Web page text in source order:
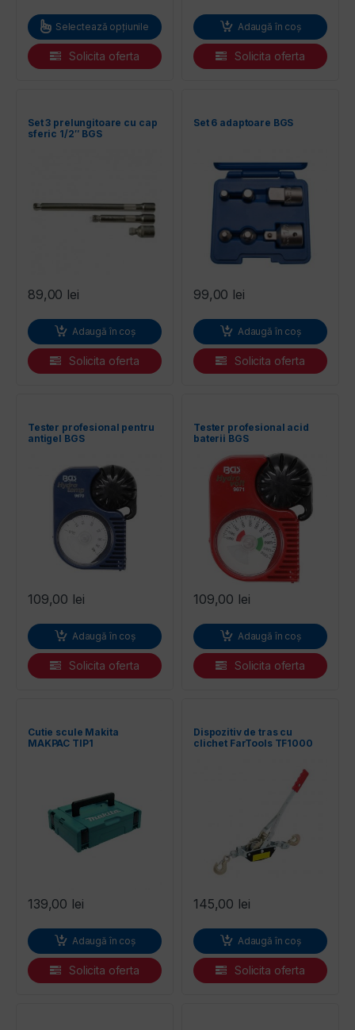
Selectează opțiunile
Acest produs are mai multe variații. Opțiunile pot fi alese în
Solicita oferta
Adaugă în coș
Solicita oferta
Set 3 prelungitoare cu cap
sferic 1/2″ BGS
89,00 lei
Adaugă în coș
Solicita oferta
Set 6 adaptoare BGS
99,00 lei
Adaugă în coș
Solicita oferta
Tester profesional pentru
antigel BGS
109,00 lei
Adaugă în coș
Solicita oferta
Tester profesional acid
baterii BGS
109,00 lei
Adaugă în coș
Solicita oferta
Cutie scule Makita
MAKPAC TIP1
139,00 lei
Adaugă în coș
Solicita oferta
Dispozitiv de tras cu
clichet FarTools TF1000
145,00 lei
Adaugă în coș
Solicita oferta